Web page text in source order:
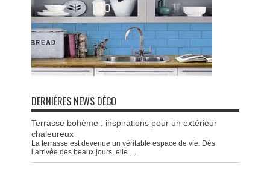
DERNIÈRES NEWS DÉCO
Terrasse bohème : inspirations pour un extérieur
chaleureux
La terrasse est devenue un véritable espace de vie. Dès
l’arrivée des beaux jours, elle